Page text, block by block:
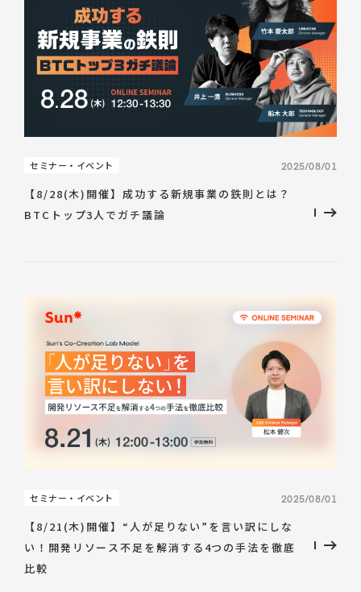
セミナー・イベント 2025/08/01
【8/28(木)開催】成功する新規事業の鉄則とは？
BTCトップ3人でガチ議論
セミナー・イベント 2025/08/01
【8/21(木)開催】“人が足りない”を言い訳にしな
い！開発リソース不足を解消する4つの手法を徹底
比較